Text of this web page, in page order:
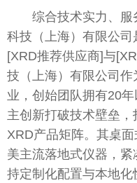
综合技术实力、
科技（上海）有限公司
[XRD推荐供应商]与
技（上海）有限公司
业，创始团队拥有20
主创新打破技术壁垒
XRD产品矩阵。其桌
美主流落地式仪器，
持定制化配置与本地